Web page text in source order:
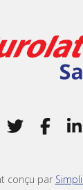
Twitter
(Opens
conçu par